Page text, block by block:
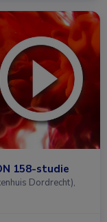
158-studie
Dordrecht),